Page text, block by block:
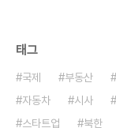
태그
국제 부동산
자동차
시사
스타트업
북한